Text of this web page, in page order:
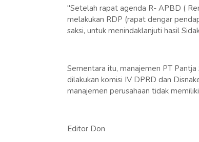
"Setelah rapat agenda R- APBD (
melakukan RDP (rapat dengar
saksi, untuk menindaklanjuti hasil
Sementara itu, manajemen PT
dilakukan komisi IV DPRD dan
manajemen perusahaan tidak
Editor Don